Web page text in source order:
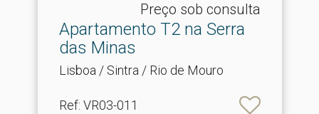
Preço sob consulta
Apartamento T2 na Serra
das Minas
Lisboa / Sintra / Rio de Mouro
Ref: VR03-011